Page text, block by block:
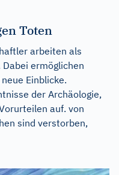
Toten
arbeiten als
ermöglichen
Einblicke.
der Archäologie,
auf. von
sind verstorben,